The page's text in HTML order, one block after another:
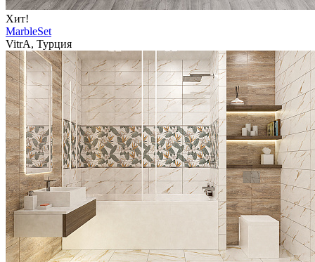
Хит!
MarbleSet
VitrA, Турция